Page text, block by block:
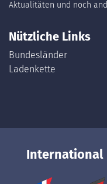
Aktualitäten und noch
Nützliche Links
Bundesländer
Ladenkette
International